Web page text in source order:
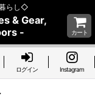
らし◇
& Gear,
-
カート
ログイン Instagram